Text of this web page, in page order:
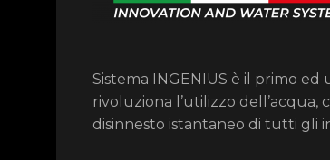
Sistema INGENIUS è il primo ed
rivoluziona l’utilizzo dell’acqua,
disinnesto istantaneo di tutti gli